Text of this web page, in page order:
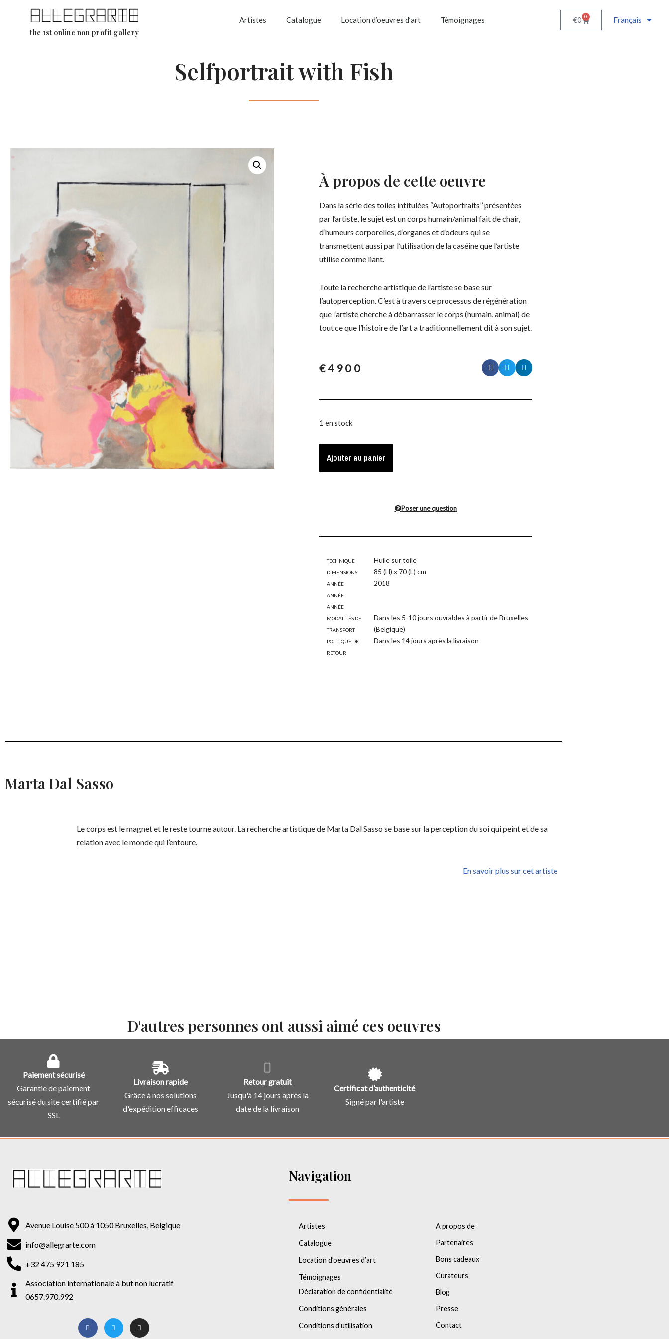
the 1st online non profit gallery
Artistes Catalogue Location d’oeuvres d’art Témoignages €0 0 Français
Selfportrait with Fish
À propos de cette oeuvre
Dans la série des toiles intitulées “Autoportraits’’ présentées
par l’artiste, le sujet est un corps humain/animal fait de chair,
d’humeurs corporelles, d’organes et d’odeurs qui se
transmettent aussi par l’utilisation de la caséine que l’artiste
utilise comme liant.
Toute la recherche artistique de l’artiste se base sur
l’autoperception. C’est à travers ce processus de régénération
que l’artiste cherche à débarrasser le corps (humain, animal) de
tout ce que l’histoire de l’art a traditionnellement dit à son sujet.
€4900
1 en stock
Ajouter au panier
Poser une question
Technique
Huile sur toile
Dimensions
85 (H) x 70 (L) cm
Année
2018
Année
Année
Modalités de
transport
Dans les 5-10 jours ouvrables à partir de Bruxelles
(Belgique)
Politique de
retour
Dans les 14 jours après la livraison
Marta Dal Sasso
Le corps est le magnet et le reste tourne autour. La recherche artistique de Marta Dal Sasso se base sur la perception du soi qui peint et de sa
relation avec le monde qui l’entoure.
En savoir plus sur cet artiste
D'autres personnes ont aussi aimé ces oeuvres
Paiement sécurisé
Garantie de paiement
sécurisé du site certifié par
SSL
Livraison rapide
Grâce à nos solutions
d'expédition efficaces
Retour gratuit
Jusqu'à 14 jours après la
date de la livraison
Certificat d’authenticité
Signé par l'artiste
Avenue Louise 500 à 1050 Bruxelles, Belgique
info@allegrarte.com
+32 475 921 185
Association internationale à but non lucratif
0657.970.992
Navigation
Artistes
Catalogue
Location d’oeuvres d’art
Témoignages
Déclaration de confidentialité
Conditions générales
Conditions d’utilisation
A propos de
Partenaires
Bons cadeaux
Curateurs
Blog
Presse
Contact